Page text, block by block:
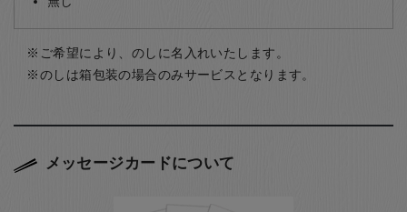
ご希望により、のしに名入れいたします。
のしは箱包装の場合のみサービスとなります。
メッセージカードについて